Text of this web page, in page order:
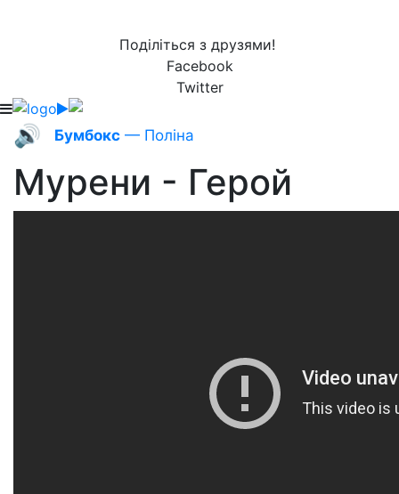
Поділіться з друзями!
Facebook
Twitter
🔊 Бумбокс — Поліна
Мурени - Герой